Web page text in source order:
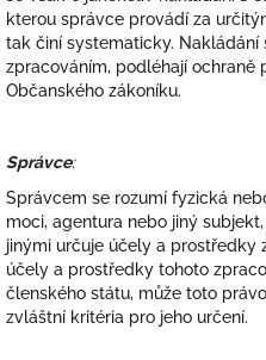
kterou správce provádí za
tak činí systematicky. Nakládání
zpracováním, podléhají ochraně
Občanského zákoníku.
Správce:
Správcem se rozumí fyzická
moci, agentura nebo jiný
jinými určuje účely a prostředky
účely a prostředky tohoto
členského státu, může toto
zvláštní kritéria pro jeho určení.